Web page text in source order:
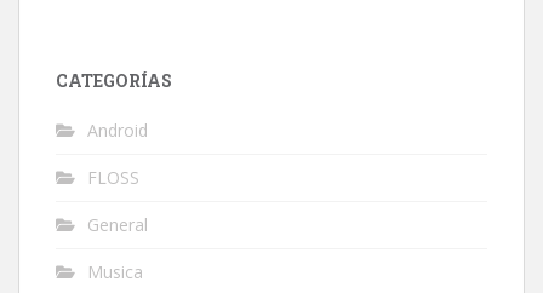
CATEGORÍAS
Android
FLOSS
General
Musica